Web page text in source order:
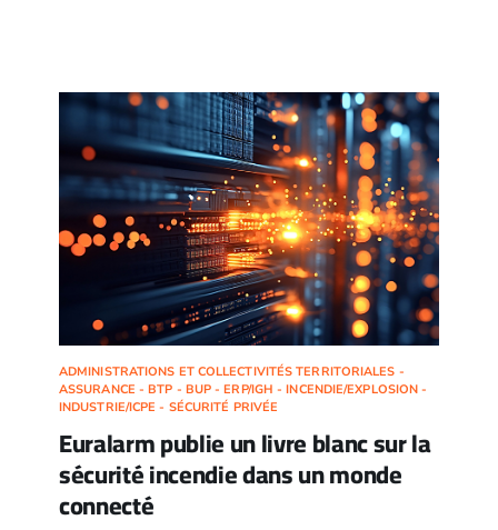
ADMINISTRATIONS ET COLLECTIVITÉS TERRITORIALES -
ASSURANCE - BTP - BUP - ERP/IGH - INCENDIE/EXPLOSION -
INDUSTRIE/ICPE - SÉCURITÉ PRIVÉE
Euralarm publie un livre blanc sur la
sécurité incendie dans un monde
connecté